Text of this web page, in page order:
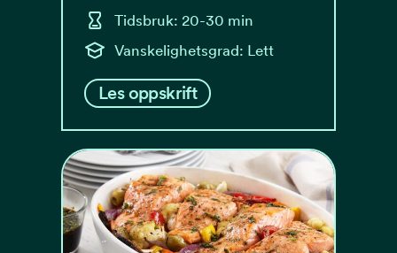
Tidsbruk: 20-30 min
Vanskelighetsgrad: Lett
Les oppskrift